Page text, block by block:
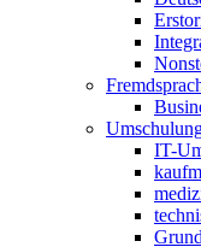
IT-